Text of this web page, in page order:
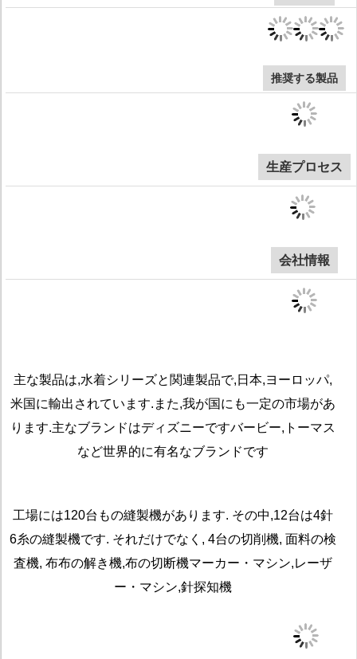
推奨する製品
生産プロセス
会社情報
主な製品は,水着シリーズと関連製品で,日本,ヨーロッパ,
米国に輸出されています.また,我が国にも一定の市場があ
ります.主なブランドはディズニーですバービー,トーマス
など世界的に有名なブランドです
工場には120台もの縫製機があります. その中,12台は4針
6糸の縫製機です. それだけでなく, 4台の切削機, 面料の検
査機, 布布の解き機,布の切断機マーカー・マシン,レーザ
ー・マシン,針探知機